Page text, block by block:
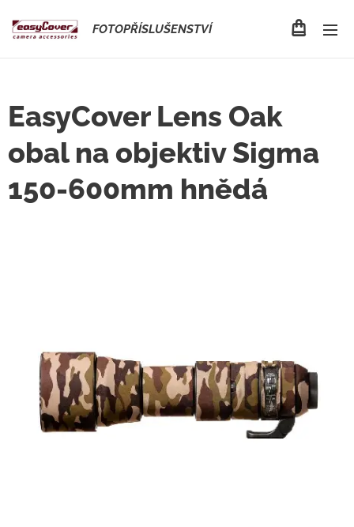
FOTOPŘÍSLUŠENSTVÍ
EasyCover Lens Oak
obal na objektiv Sigma
150-600mm hnědá